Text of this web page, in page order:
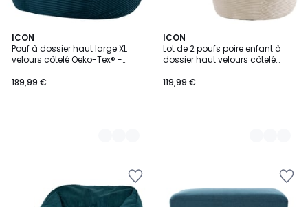
ICON
Pouf à dossier haut large XL
velours côtelé Oeko-Tex® -
189,99 €
3
Couleurs
ICON
Lot de 2 poufs poire enfant à
dossier haut velours côtelé
119,99 €
9
Couleurs